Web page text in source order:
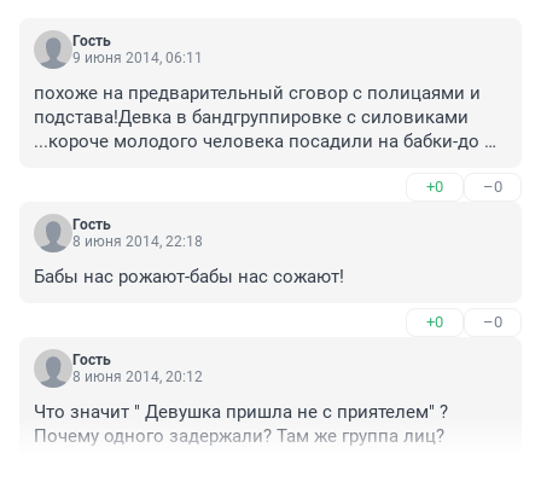
Гость
9 июня 2014, 06:11
похоже на предварительный сговор с полицаями и
подстава!Девка в бандгруппировке с силовиками
...короче молодого человека посадили на бабки-до
+0 –0
Гость
8 июня 2014, 22:18
Бабы нас рожают-бабы нас сожают!
+0 –0
Гость
8 июня 2014, 20:12
Что значит " Девушка пришла не с приятелем" ?
Почему одного задержали? Там же группа лиц?